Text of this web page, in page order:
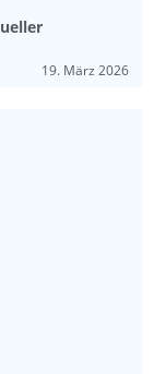
19. März 2026